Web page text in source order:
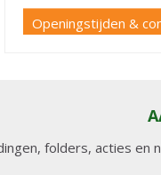
Openingstijden &
folders, acties